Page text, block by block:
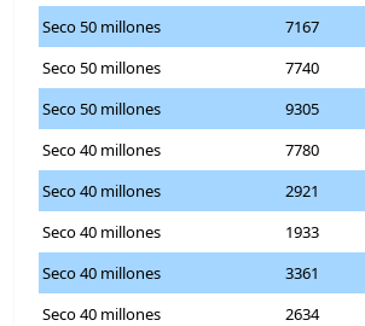
Seco 50 millones
7167
Seco 50 millones
7740
Seco 50 millones
9305
Seco 40 millones
7780
Seco 40 millones
2921
Seco 40 millones
1933
Seco 40 millones
3361
Seco 40 millones
2634